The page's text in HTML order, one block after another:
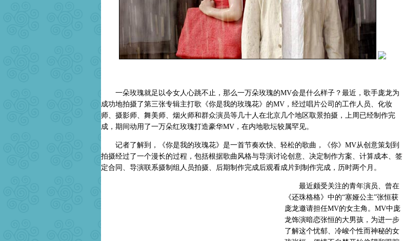
一朵玫瑰就足以令女人心跳不止，那么一万朵玫瑰的MV会是什么样子？最近，歌手庞龙为
成功地拍摄了第三张专辑主打歌《你是我的玫瑰花》的MV，经过唱片公司的工作人员、化妆
师、摄影师、舞美师、烟火师和群众演员等几十人在北京几个地区取景拍摄，上周已经制作完
成，期间动用了一万朵红玫瑰打造豪华MV，在内地歌坛较属罕见。
记者了解到，《你是我的玫瑰花》是一首节奏欢快、轻松的歌曲，《你》MV从创意策划到
拍摄经过了一个漫长的过程，包括根据歌曲风格与导演讨论创意、决定制作方案、计算成本、签
定合同、导演联系摄制组人员拍摄、后期制作完成后观看成片到制作完成，历时两个月。
最近颇受关注的青年演员、曾在
《还珠格格》中的“塞娅公主”张恒获
庞龙邀请担任MV的女主角。MV中庞
龙饰演暗恋张恒的大男孩，为进一步
了解这个忧郁、冷峻个性而神秘的女